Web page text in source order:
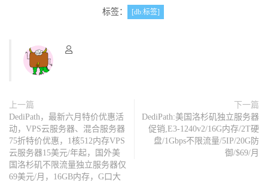
标签： [db:标签]
上一篇
DediPath，最新六月特价优惠活
动，VPS云服务器、混合服务器
75折特价优惠，1核512内存VPS
云服务器15美元/年起，国外美
国洛杉矶不限流量独立服务器仅
69美元/月，16GB内存，G口大
下一篇
DediPath:美国洛杉矶独立服务器
促销,E3-1240v2/16G内存/2T硬
盘/1Gbps不限流量/5IP/20G防
御/$69/月